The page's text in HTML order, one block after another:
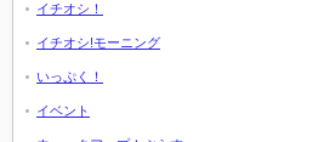
イチオシ！
イチオシ!モーニング
いっぷく！
イベント